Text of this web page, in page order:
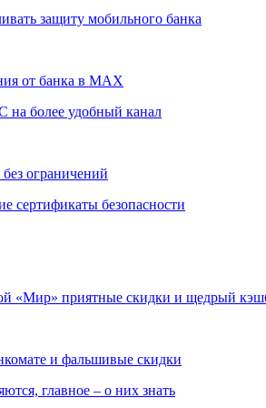
защиту мобильного банка
от банка в МАХ
более удобный канал
ограничений
сертификаты безопасности
«Мир» приятные скидки и щедрый
и фальшивые скидки
главное – о них знать